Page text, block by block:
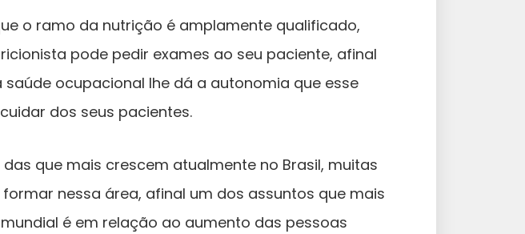
o ramo da nutrição é amplamente qualificado,
pode pedir exames ao seu paciente, afinal
ocupacional lhe dá a autonomia que esse
dos seus pacientes.
que mais crescem atualmente no Brasil, muitas
nessa área, afinal um dos assuntos que mais
é em relação ao aumento das pessoas